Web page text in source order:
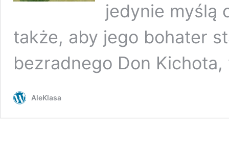
jedynie myślą
także, aby jego bohater
bezradnego Don
AleKlasa